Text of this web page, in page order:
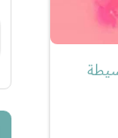
بسيطة